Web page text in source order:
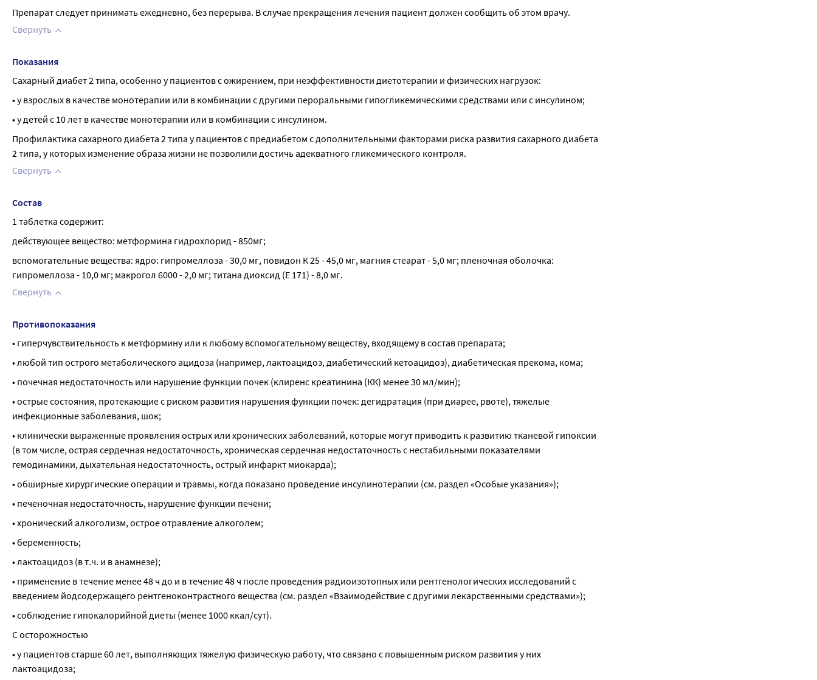
Препарат следует принимать ежедневно, без перерыва. В случае прекращения лечения пациент должен сообщить об этом врачу.
Свернуть
Показания
Сахарный диабет 2 типа, особенно у пациентов с ожирением, при неэффективности диетотерапии и физических нагрузок:
• у взрослых в качестве монотерапии или в комбинации с другими пероральными гипогликемическими средствами или с инсулином;
• у детей с 10 лет в качестве монотерапии или в комбинации с инсулином.
Профилактика сахарного диабета 2 типа у пациентов с предиабетом с дополнительными факторами риска развития сахарного диабета
2 типа, у которых изменение образа жизни не позволили достичь адекватного гликемического контроля.
Свернуть
Состав
1 таблетка содержит:
действующее вещество: метформина гидрохлорид - 850мг;
вспомогательные вещества: ядро: гипромеллоза - 30,0 мг, повидон К 25 - 45,0 мг, магния стеарат - 5,0 мг; пленочная оболочка:
гипромеллоза - 10,0 мг; макрогол 6000 - 2,0 мг; титана диоксид (Е 171) - 8,0 мг.
Свернуть
Противопоказания
• гиперчувствительность к метформину или к любому вспомогательному веществу, входящему в состав препарата;
• любой тип острого метаболического ацидоза (например, лактоацидоз, диабетический кетоацидоз), диабетическая прекома, кома;
• почечная недостаточность или нарушение функции почек (клиренс креатинина (КК) менее 30 мл/мин);
• острые состояния, протекающие с риском развития нарушения функции почек: дегидратация (при диарее, рвоте), тяжелые
инфекционные заболевания, шок;
• клинически выраженные проявления острых или хронических заболеваний, которые могут приводить к развитию тканевой гипоксии
(в том числе, острая сердечная недостаточность, хроническая сердечная недостаточность с нестабильными показателями
гемодинамики, дыхательная недостаточность, острый инфаркт миокарда);
• обширные хирургические операции и травмы, когда показано проведение инсулинотерапии (см. раздел «Особые указания»);
• печеночная недостаточность, нарушение функции печени;
• хронический алкоголизм, острое отравление алкоголем;
• беременность;
• лактоацидоз (в т.ч. и в анамнезе);
• применение в течение менее 48 ч до и в течение 48 ч после проведения радиоизотопных или рентгенологических исследований с
введением йодсодержащего рентгеноконтрастного вещества (см. раздел «Взаимодействие с другими лекарственными средствами»);
• соблюдение гипокалорийной диеты (менее 1000 ккал/сут).
С осторожностью
• у пациентов старше 60 лет, выполняющих тяжелую физическую работу, что связано с повышенным риском развития у них
лактоацидоза;